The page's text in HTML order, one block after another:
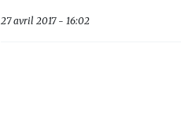
27 avril 2017 - 16:02